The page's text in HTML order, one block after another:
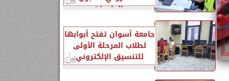
بالجامعات
جامعة أسوان تفتح أبوابها
لطلاب المرحلة الأولى
للتنسيق الإلكتروني